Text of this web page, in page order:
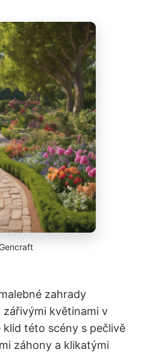
zahrady
květinami v
této scény s pečlivě
záhony a klikatými